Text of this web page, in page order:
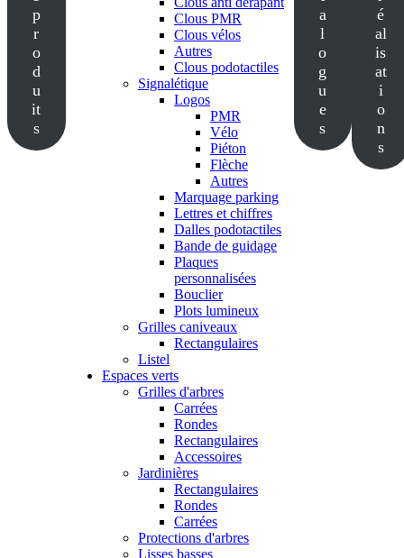
p
r
o
d
u
it
s
Clous PMR
Clous vélos
Autres
Clous podotactiles
Signalétique
Logos
PMR
Vélo
Piéton
Flèche
Autres
Marquage parking
Lettres et chiffres
Dalles podotactiles
Bande de guidage
Plaques
personnalisées
Bouclier
Plots lumineux
Grilles caniveaux
Rectangulaires
Listel
Espaces verts
Grilles d'arbres
Carrées
Rondes
Rectangulaires
Accessoires
Jardinières
Rectangulaires
Rondes
Carrées
Protections d'arbres
Lisses basses
a
l
o
g
u
e
s
é
al
is
at
i
o
n
s